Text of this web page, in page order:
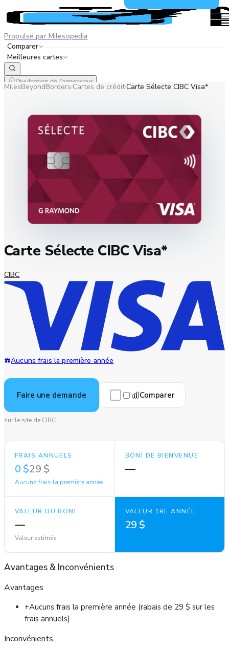
Propulsé par Milesopedia
Comparer
Meilleures cartes
Divulgation de l'annonceur
ENFR
MilesBeyondBorders/Cartes de crédit/Carte Sélecte CIBC Visa*
Carte Sélecte CIBC Visa*
CIBC
Aucuns frais la première année
Faire une demande Comparer
sur le site de CIBC
FRAIS ANNUELS
0 $29 $
Aucuns frais la première année
BONI DE BIENVENUE
—
VALEUR DU BONI
—
Valeur estimée
VALEUR 1RE ANNÉE
29 $
Avantages & Inconvénients
Avantages
+Aucuns frais la première année (rabais de 29 $ sur les
frais annuels)
Inconvénients